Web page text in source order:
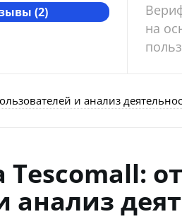
(2)
на
и анализ
анализ